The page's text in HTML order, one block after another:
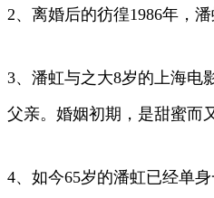
2、离婚后的彷徨1986年，
3、潘虹与之大8岁的上海电
父亲。婚姻初期，是甜蜜而
4、如今65岁的潘虹已经单